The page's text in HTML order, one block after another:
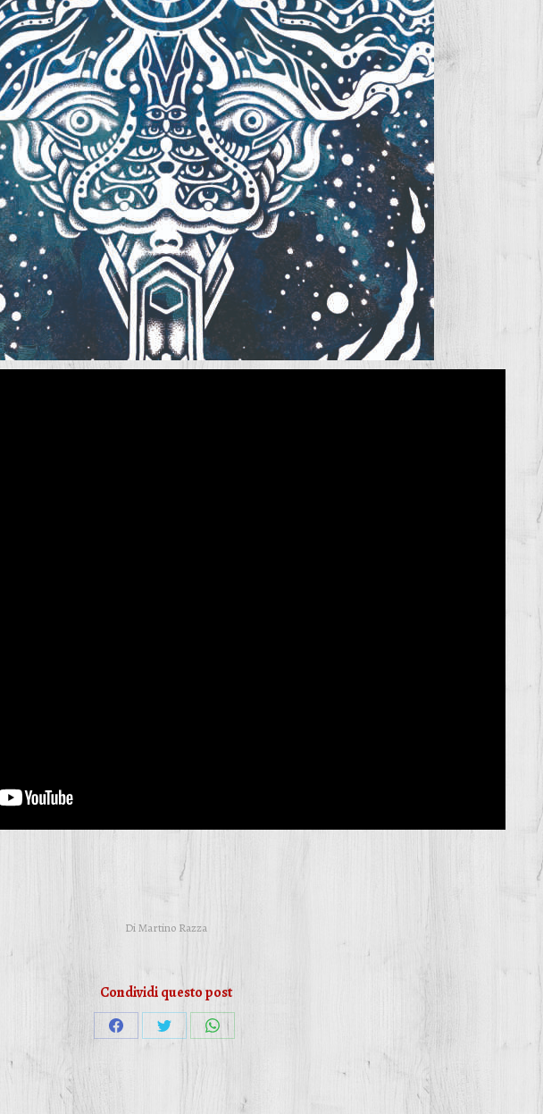
DiMartino Razza
Condividi questo post
CondividiCondividiCondividi